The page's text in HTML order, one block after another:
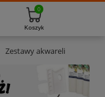
Zestawy akwareli
8:00 - 16:00